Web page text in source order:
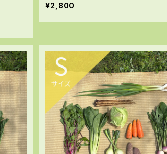
¥2,800